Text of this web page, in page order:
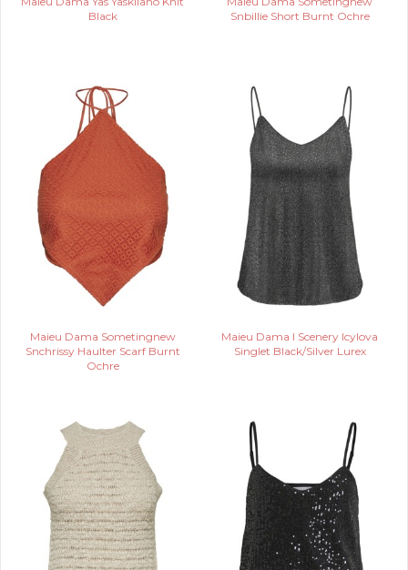
Black
Snbillie Short Burnt Ochre
Maieu Dama Sometingnew
Snchrissy Haulter Scarf Burnt
Ochre
Maieu Dama I Scenery Icylova
Singlet Black/Silver Lurex